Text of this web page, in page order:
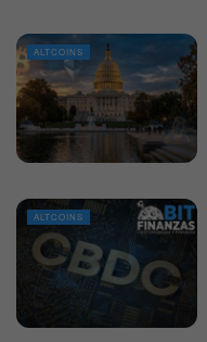
ALTCOINS
ALTCOINS